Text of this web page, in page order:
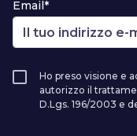
Email*
Ho preso visione e
autorizzo il
D.Lgs. 196/2003 e